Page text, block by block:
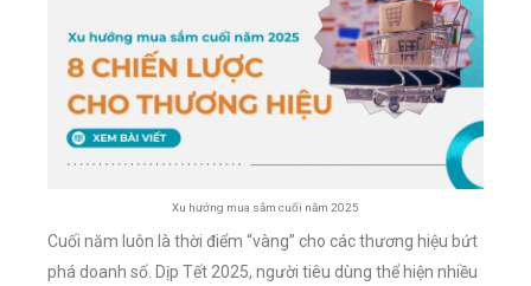
Xu hướng mua sắm cuối năm 2025
Cuối năm luôn là thời điểm “vàng” cho các thương hiệu bứt
phá doanh số. Dịp Tết 2025, người tiêu dùng thể hiện nhiều